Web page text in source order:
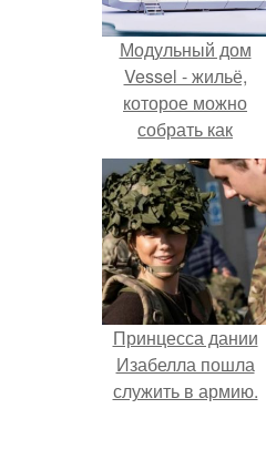
Модульный дом
Vessel - жильё,
которое можно
собрать как
конструктор.
Принцесса дании
Изабелла пошла
служить в армию.